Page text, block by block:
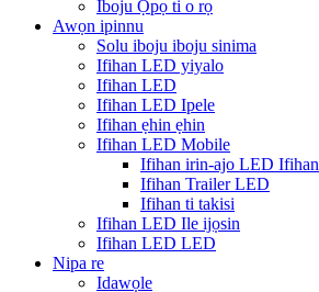
Iboju Ọpọ ti o rọ
Awọn ipinnu
Solu iboju iboju sinima
Ifihan LED yiyalo
Ifihan LED
Ifihan LED Ipele
Ifihan ẹhin ẹhin
Ifihan LED Mobile
Ifihan irin-ajo LED Ifihan
Ifihan Trailer LED
Ifihan ti takisi
Ifihan LED Ile ijọsin
Ifihan LED LED
Nipa re
Idawọle